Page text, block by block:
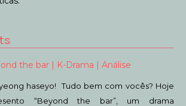
the bar | K-Drama | Análise
haseyo! Tudo bem com vocês? Hoje
“Beyond the bar”, um drama